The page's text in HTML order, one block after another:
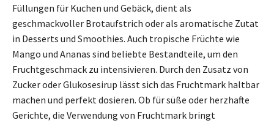
Füllungen für Kuchen und Gebäck, dient als
geschmackvoller Brotaufstrich oder als aromatische Zutat
in Desserts und Smoothies. Auch tropische Früchte wie
Mango und Ananas sind beliebte Bestandteile, um den
Fruchtgeschmack zu intensivieren. Durch den Zusatz von
Zucker oder Glukosesirup lässt sich das Fruchtmark haltbar
machen und perfekt dosieren. Ob für süße oder herzhafte
Gerichte, die Verwendung von Fruchtmark bringt